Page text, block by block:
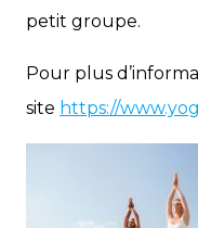
petit groupe.
Pour plus
site https://